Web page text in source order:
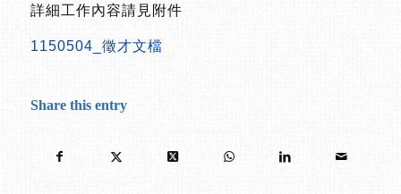
詳細工作內容請見附件
1150504_徵才文檔
Share this entry